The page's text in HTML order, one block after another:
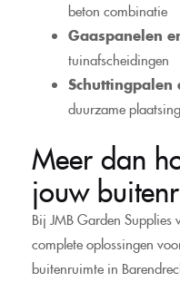
beton combinatie
Gaaspanelen
tuinafscheidingen
Schuttingpalen
duurzame plaatsing
Meer dan
jouw
Bij JMB Garden
complete oplossingen
buitenruimte in